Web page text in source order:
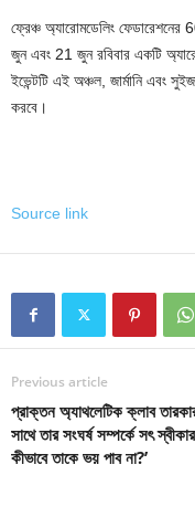
ফ্রেঞ্চ অ্যারোমডেলিং ফেডারেশনের
জুন এবং 21 জুন রবিবার একটি
ইভেন্টটি এই অঞ্চল, জার্মানি এবং
করবে।
Source link
Previous article
প্রাক্তন অ্যাথলেটিক ক্লাব
সাথে তার সংঘর্ষ সম্পর্কে সৎ
কীভাবে তাকে ভয় পাব না?’